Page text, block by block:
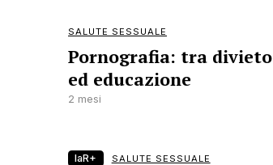
SALUTE SESSUALE
Pornografia: tra divieto
ed educazione
2 mesi
laR+ SALUTE SESSUALE